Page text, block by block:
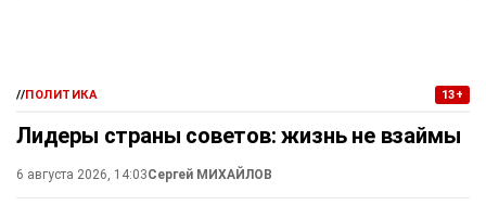
//ПОЛИТИКА 13+
Лидеры страны советов: жизнь не взаймы
6 августа 2026, 14:03Сергей МИХАЙЛОВ